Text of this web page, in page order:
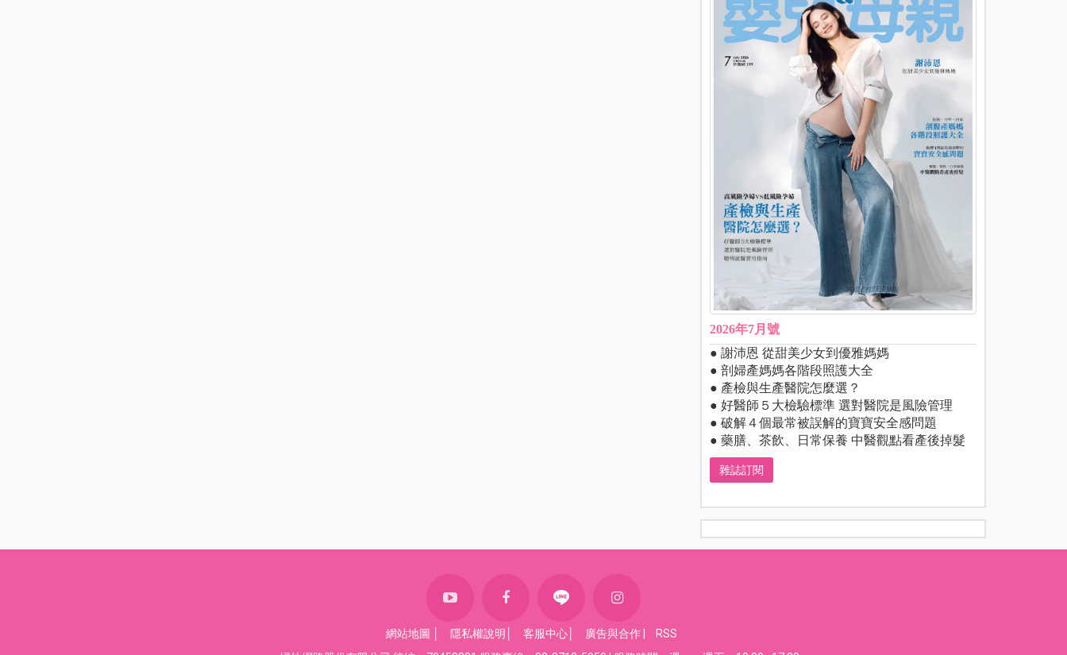
2026年7月號
● 謝沛恩 從甜美少女到優雅媽媽
● 剖婦產媽媽各階段照護大全
● 產檢與生產醫院怎麼選？
● 好醫師５大檢驗標準 選對醫院是風險管理
● 破解４個最常被誤解的寶寶安全感問題
● 藥膳、茶飲、日常保養 中醫觀點看產後掉髮
雜誌訂閱
網站地圖 隱私權說明 客服中心 廣告與合作
RSS